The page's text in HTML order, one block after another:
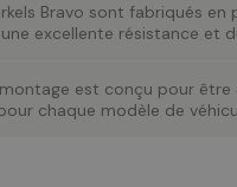
Bravo sont fabriqués
excellente résistance et
est conçu pour
chaque modèle de